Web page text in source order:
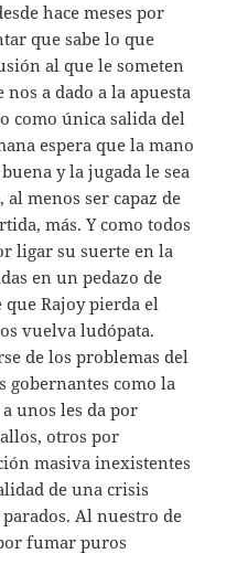
hace meses por
que sabe lo que
al que le someten
nos a dado a la apuesta
como única salida del
espera que la mano
y la jugada le sea
menos ser capaz de
más. Y como todos
ligar su suerte en la
en un pedazo de
que Rajoy pierda el
vuelva ludópata.
de los problemas del
gobernantes como la
unos les da por
otros por
masiva inexistentes
de una crisis
Al nuestro de
fumar puros